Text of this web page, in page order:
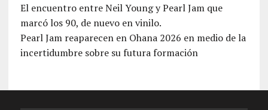
El encuentro entre Neil Young y Pearl Jam que
marcó los 90, de nuevo en vinilo.
Pearl Jam reaparecen en Ohana 2026 en medio de la
incertidumbre sobre su futura formación